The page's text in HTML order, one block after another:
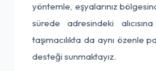
yöntemle, eşyalarınız
sürede adresindeki alıcısına
taşımacılıkta da aynı özenle
desteği sunmaktayız.